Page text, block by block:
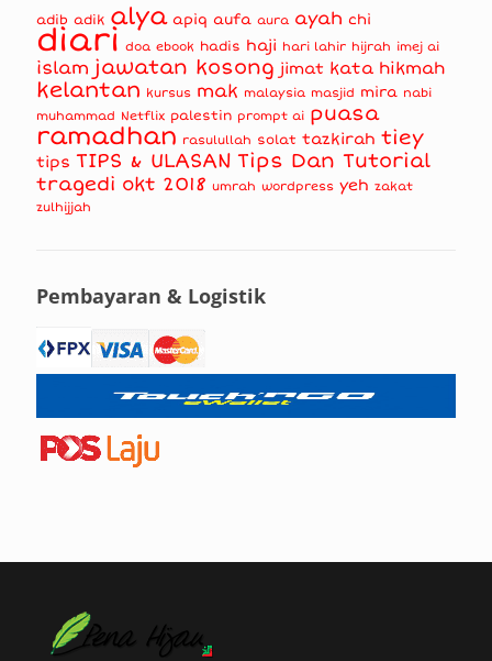
adib adik alya apiq aufa aura ayah chi
diari doa ebook hadis haji hari lahir hijrah imej ai
islam jawatan kosong jimat kata hikmah
kelantan kursus mak malaysia masjid mira nabi
muhammad Netflix palestin prompt ai puasa
ramadhan rasulullah solat tazkirah tiey
tips TIPS & ULASAN Tips Dan Tutorial
tragedi okt 2018 umrah wordpress yeh zakat
zulhijjah
Pembayaran & Logistik